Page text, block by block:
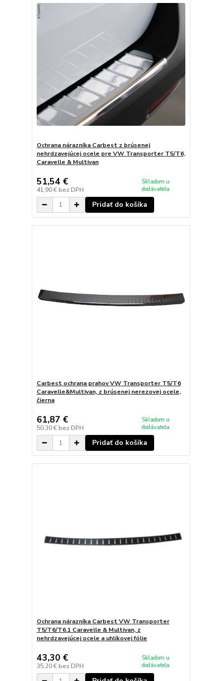
Ochrana nárazníka Carbest z brúsenej
nehrdzavejúcej ocele pre VW Transporter T5/T6,
Caravelle & Multivan
51,54 €
41,90 € bez DPH
Skladom u
dodávateľa
Pridať do košíka
Carbest ochrana prahov VW Transporter T5/T6
Caravelle&Multivan, z brúsenej nerezovej ocele,
čierna
61,87 €
50,30 € bez DPH
Skladom u
dodávateľa
Pridať do košíka
Ochrana nárazníka Carbest VW Transporter
T5/T6/T6.1 Caravelle & Multivan, z
nehrdzavejúcej ocele a uhlíkovej fólie
43,30 €
35,20 € bez DPH
Skladom u
dodávateľa